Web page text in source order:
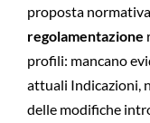
proposta normativa.
regolamentazione
profili: mancano
attuali Indicazioni,
delle modifiche